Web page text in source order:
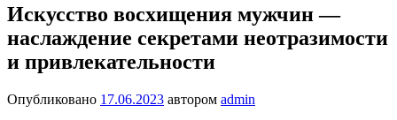
Искусство восхищения мужчин —
наслаждение секретами неотразимости
и привлекательности
Опубликовано 17.06.2023 автором admin